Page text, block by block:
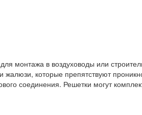
монтажа в воздуховоды или
которые препятствуют
соединения. Решетки могут